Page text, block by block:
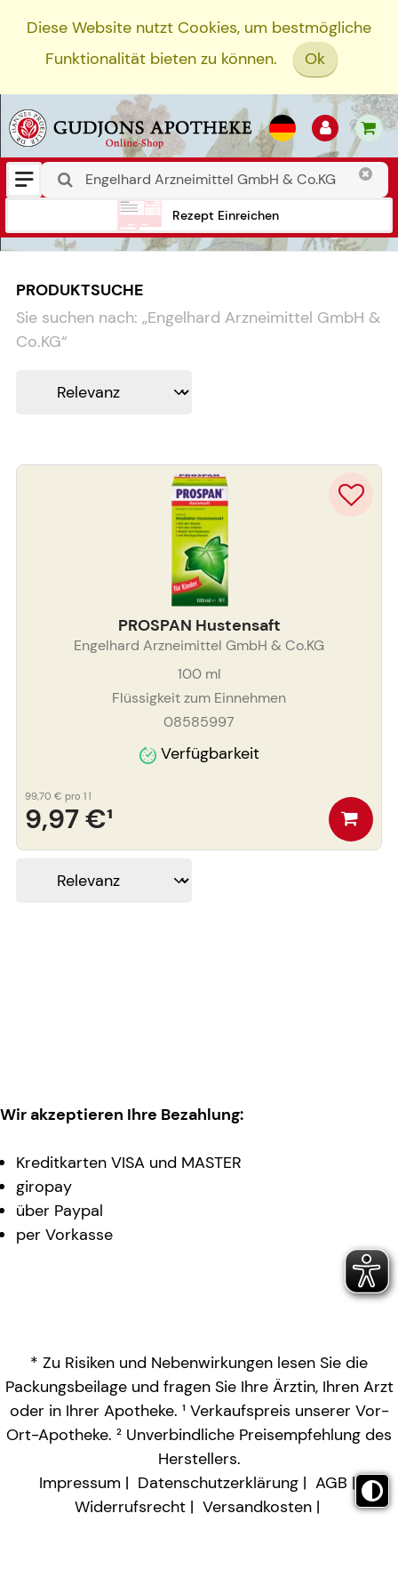
Diese Website nutzt Cookies, um bestmögliche
Funktionalität bieten zu können.
Ok
Rezept Einreichen
PRODUKTSUCHE
Sie suchen nach: „Engelhard Arzneimittel GmbH &
Co.KG“
PROSPAN Hustensaft
Engelhard Arzneimittel GmbH & Co.KG
100ml
Flüssigkeit zum Einnehmen
08585997
Verfügbarkeit
9,97 €¹
99,70 € pro 1 l
Wir akzeptieren Ihre Bezahlung:
Kreditkarten VISA und MASTER
giropay
über Paypal
per Vorkasse
* Zu Risiken und Nebenwirkungen lesen Sie die
Packungsbeilage und fragen Sie Ihre Ärztin, Ihren Arzt
oder in Ihrer Apotheke. ¹ Verkaufspreis unserer Vor-
Ort-Apotheke. ² Unverbindliche Preisempfehlung des
Herstellers.
Impressum
Datenschutzerklärung
AGB
Widerrufsrecht
Versandkosten